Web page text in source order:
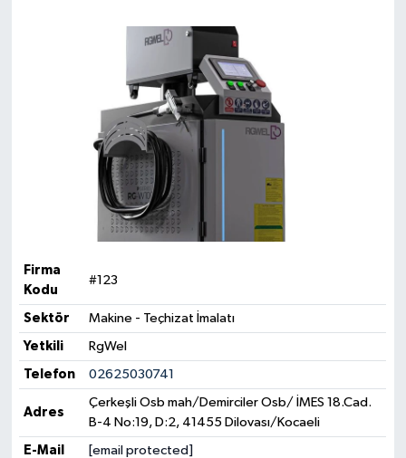
Firma
Kodu
#123
Sektör Makine - Teçhizat İmalatı
Yetkili RgWel
Telefon 02625030741
Adres
Çerkeşli Osb mah/Demirciler Osb/ İMES 18.Cad.
B-4 No:19, D:2, 41455 Dilovası/Kocaeli
E-Mail [email protected]